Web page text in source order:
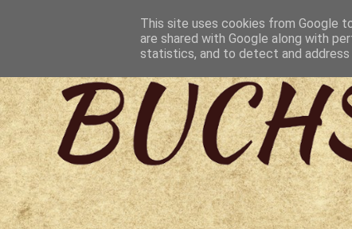
This site uses cookies from Google
are shared with Google along with
statistics, and to detect and address